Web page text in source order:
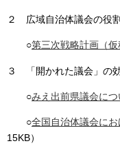
２ 広域自治体議会の役
○第三次戦略計画（
３ 「開かれた議会」の
○みえ出前県議会につ
○全国自治体議会に
15KB）